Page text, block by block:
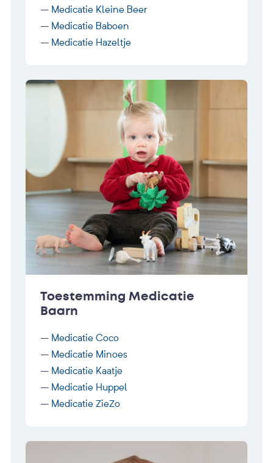
– Medicatie Kleine Beer
– Medicatie Baboen
– Medicatie Hazeltje
Toestemming Medicatie
Baarn
– Medicatie Coco
– Medicatie Minoes
– Medicatie Kaatje
– Medicatie Huppel
– Medicatie ZieZo